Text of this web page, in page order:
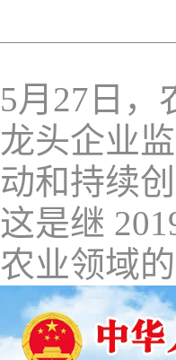
5月27日，
龙头企业
动和持续
这是继
农业领域